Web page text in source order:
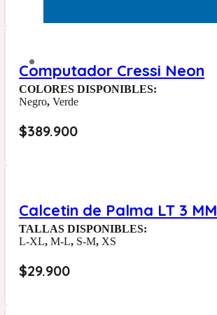
Computador Cressi Neon
COLORES DISPONIBLES:
Negro,Verde
$389.900
Calcetin de Palma LT 3 MM
TALLAS DISPONIBLES:
L-XL,M-L, S-M, XS
$29.900